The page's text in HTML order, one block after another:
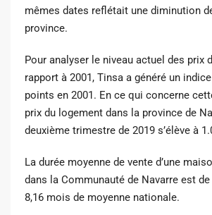
mêmes dates reflétait une diminution
province.
Pour analyser le niveau actuel des prix
rapport à 2001, Tinsa a généré un
points en 2001. En ce qui concerne
prix du logement dans la province de
deuxième trimestre de 2019 s’élève à
La durée moyenne de vente d’une
dans la Communauté de Navarre est
8,16 mois de moyenne nationale.